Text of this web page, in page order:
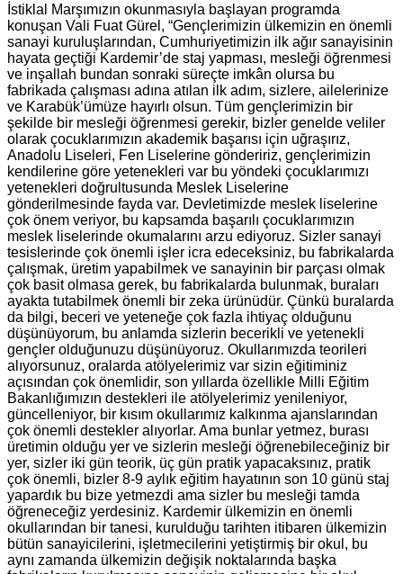
İstiklal Marşımızın okunmasıyla başlayan programda
konuşan Vali Fuat Gürel, “Gençlerimizin ülkemizin en önemli
sanayi kuruluşlarından, Cumhuriyetimizin ilk ağır sanayisinin
hayata geçtiği Kardemir’de staj yapması, mesleği öğrenmesi
ve inşallah bundan sonraki süreçte imkân olursa bu
fabrikada çalışması adına atılan ilk adım, sizlere, ailelerinize
ve Karabük’ümüze hayırlı olsun. Tüm gençlerimizin bir
şekilde bir mesleği öğrenmesi gerekir, bizler genelde veliler
olarak çocuklarımızın akademik başarısı için uğraşırız,
Anadolu Liseleri, Fen Liselerine göndeririz, gençlerimizin
kendilerine göre yetenekleri var bu yöndeki çocuklarımızı
yetenekleri doğrultusunda Meslek Liselerine
gönderilmesinde fayda var. Devletimizde meslek liselerine
çok önem veriyor, bu kapsamda başarılı çocuklarımızın
meslek liselerinde okumalarını arzu ediyoruz. Sizler sanayi
tesislerinde çok önemli işler icra edeceksiniz, bu fabrikalarda
çalışmak, üretim yapabilmek ve sanayinin bir parçası olmak
çok basit olmasa gerek, bu fabrikalarda bulunmak, buraları
ayakta tutabilmek önemli bir zeka ürünüdür. Çünkü buralarda
da bilgi, beceri ve yeteneğe çok fazla ihtiyaç olduğunu
düşünüyorum, bu anlamda sizlerin becerikli ve yetenekli
gençler olduğunuzu düşünüyoruz. Okullarımızda teorileri
alıyorsunuz, oralarda atölyelerimiz var sizin eğitiminiz
açısından çok önemlidir, son yıllarda özellikle Milli Eğitim
Bakanlığımızın destekleri ile atölyelerimiz yenileniyor,
güncelleniyor, bir kısım okullarımız kalkınma ajanslarından
çok önemli destekler alıyorlar. Ama bunlar yetmez, burası
üretimin olduğu yer ve sizlerin mesleği öğrenebileceğiniz bir
yer, sizler iki gün teorik, üç gün pratik yapacaksınız, pratik
çok önemli, bizler 8-9 aylık eğitim hayatının son 10 günü staj
yapardık bu bize yetmezdi ama sizler bu mesleği tamda
öğreneceğiz yerdesiniz. Kardemir ülkemizin en önemli
okullarından bir tanesi, kurulduğu tarihten itibaren ülkemizin
bütün sanayicilerini, işletmecilerini yetiştirmiş bir okul, bu
aynı zamanda ülkemizin değişik noktalarında başka